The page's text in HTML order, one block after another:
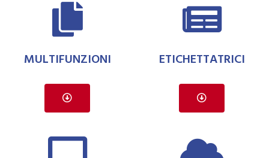
MULTIFUNZIONI ETICHETTATRICI